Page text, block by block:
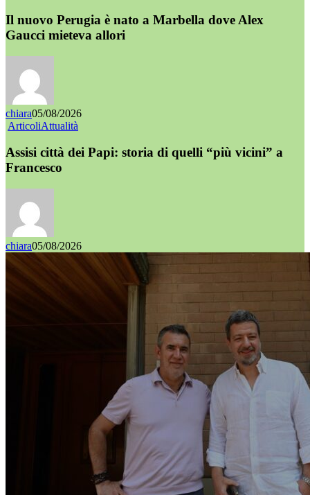
Il nuovo Perugia è nato a Marbella dove Alex
Gaucci mieteva allori
chiara05/08/2026
ArticoliAttualità
Assisi città dei Papi: storia di quelli “più vicini” a
Francesco
chiara05/08/2026